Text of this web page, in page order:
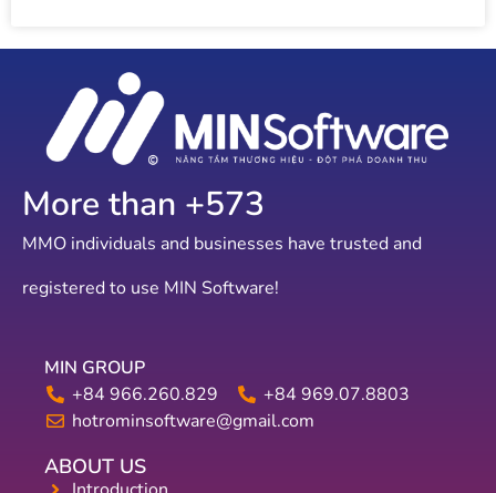
MMO individuals and businesses have trusted and
registered to use MIN Software!
More than +636
MIN GROUP
+84 966.260.829
+84 969.07.8803
hotrominsoftware@gmail.com
ABOUT US